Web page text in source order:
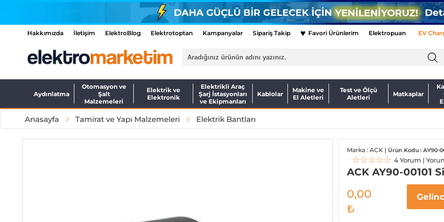
Hakkımızda İletişim ElektroBlog Elektrotoptan Kampanyalar Sipariş Takip ♥ Favori Ürünlerim Elektropuan EV
Aydınlatma
Otomasyon ve
Şalt
Malzemeleri
Elektrik ve
Elektronik
Elektrikli Araç
Şarj İstasyonları
ve Ekipmanları
Kablolar
Makine ve
El Aletleri
Test ve Ölçü
Aletleri
Matkaplar
Anasayfa Tamirat ve Yapı Malzemeleri Elektrik Bantları
Marka : ACK | Ürün Kodu : AY90-
☆☆☆☆☆ 4 Yorum |
ACK AY90-00101
0,00
₺